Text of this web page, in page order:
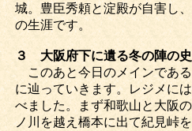
城。豊臣秀頼と淀殿が自害し
の生涯です。
３ 大阪府下に遺る冬の陣の
このあと今日のメインである
に辿っていきます。レジメに
べました。まず和歌山と大阪
ノ川を越え橋本に出て紀見峠